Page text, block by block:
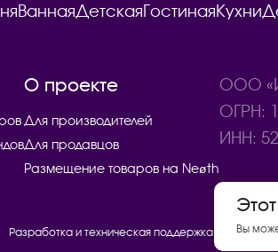
Вы
ВаннаяДетскаяГостинаяКухни
О проекте
Для производителей
Для продавцов
Размещение товаров на Neøth
ООО
ОГРН:
ИНН:
Разработка и техническая поддержка сайта